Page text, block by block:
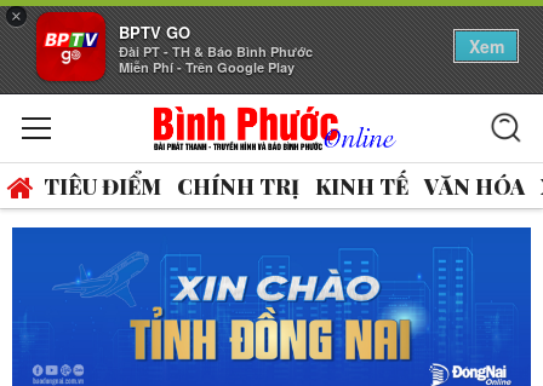
×
BPTV GO
Đài PT - TH & Báo Bình Phước
Miễn Phí - Trên Google Play
Xem
TIÊU ĐIỂM CHÍNH TRỊ KINH TẾ VĂN HÓA